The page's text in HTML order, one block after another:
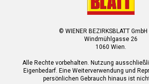
© WIENER BEZIRKSBLATT
Windmühlgasse 26
1060 Wien.
Alle Rechte vorbehalten. Nutzung
Eigenbedarf. Eine Weiterverwendung und
persönlichen Gebrauch hinaus ist